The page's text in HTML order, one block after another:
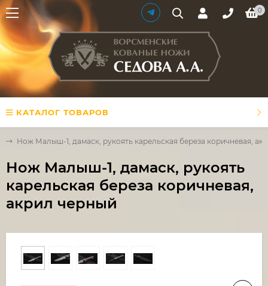
0
КАТАЛОГ ТОВАРОВ
Нож Малыш-1, дамаск, рукоять карельская береза коричневая,
Нож Малыш-1, дамаск, рукоять
карельская береза коричневая,
акрил черный